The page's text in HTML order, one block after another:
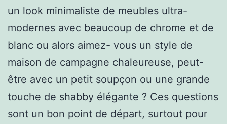
un look minimaliste de meubles ultra-
modernes avec beaucoup de chrome et de
blanc ou alors aimez- vous un style de
maison de campagne chaleureuse, peut-
être avec un petit soupçon ou une grande
touche de shabby élégante ? Ces questions
sont un bon point de départ, surtout pour